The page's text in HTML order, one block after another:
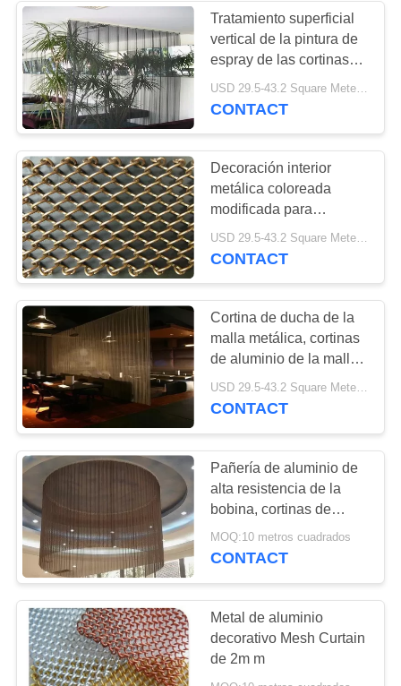
Tratamiento superficial
vertical de la pintura de
espray de las cortinas
de la malla metálica de
la ejecución para los
CONTACT
Decoración interior
metálica coloreada
modificada para
requisitos particulares
de la cortina/de la
USD 29.5-43.2 Square Meters MOQ:10 metros cuadrados
CONTACT
Cortina de ducha de la
malla metálica, cortinas
de aluminio de la malla
para el cuarto de
baño/los tabiques
USD 29.5-43.2 Square Meters MOQ:10 metros cuadrados
CONTACT
Pañería de aluminio de
alta resistencia de la
bobina, cortinas de
cadena
colgantes/cortinas del
MOQ:10 metros cuadrados
CONTACT
Metal de aluminio
decorativo Mesh Curtain
de 2m m